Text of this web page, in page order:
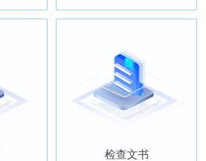
检查文书